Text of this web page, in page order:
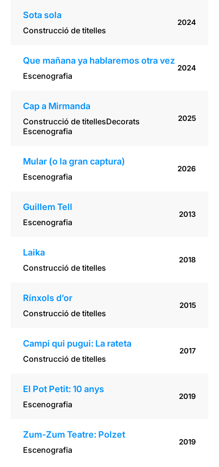
Sota sola
Construcció de titelles
2024
Que mañana ya hablaremos otra vez
Escenografia
2024
Cap a Mirmanda
Construcció de titellesDecorats
Escenografia
2025
Mular (o la gran captura)
Escenografia
2026
Guillem Tell
Escenografia
2013
Laika
Construcció de titelles
2018
Rínxols d’or
Construcció de titelles
2015
Campi qui pugui: La rateta
Construcció de titelles
2017
El Pot Petit: 10 anys
Escenografia
2019
Zum-Zum Teatre: Polzet
Escenografia
2019